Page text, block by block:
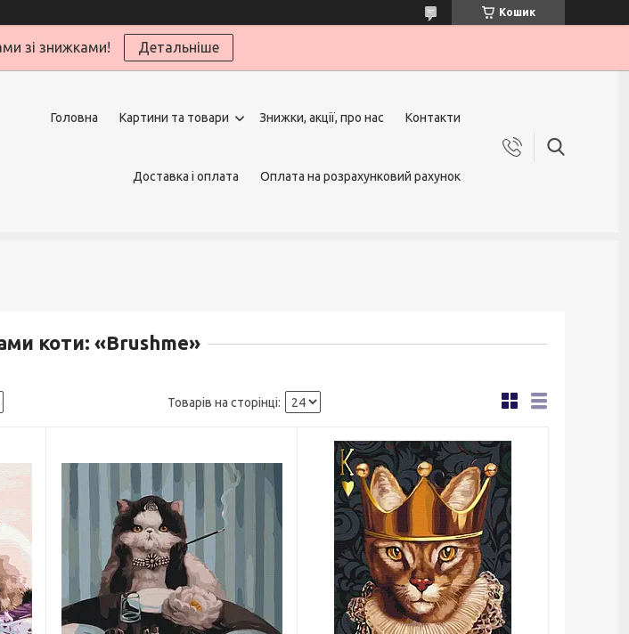
Кошик
зі знижками! Детальніше
Головна Картини та товари Знижки, акції, про нас Контакти
Доставка і оплата Оплата на розрахунковий рахунок
коти: «Brushme»